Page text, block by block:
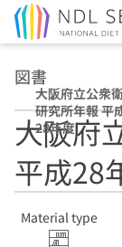
図書
大阪府立公衆
研究所年報 平
28年度
大阪府
平成28
Material type